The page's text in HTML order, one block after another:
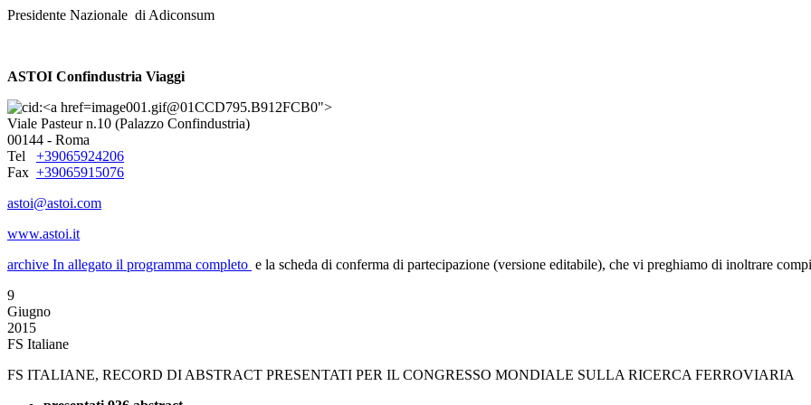
Presidente Nazionale di Adiconsum
ASTOI Confindustria Viaggi
image001.gif@01CCD795.B912FCB0">
Viale Pasteur n.10 (Palazzo Confindustria)
00144 - Roma
Tel +39065924206
Fax +39065915076
astoi@astoi.com
www.astoi.it
archive In allegato il programma completo e la scheda di conferma di partecipazione (versione editabile), che vi preghiamo di inoltrare
9
Giugno
2015
FS Italiane
FS ITALIANE, RECORD DI ABSTRACT PRESENTATI PER IL CONGRESSO MONDIALE SULLA RICERCA FERROVIARIA